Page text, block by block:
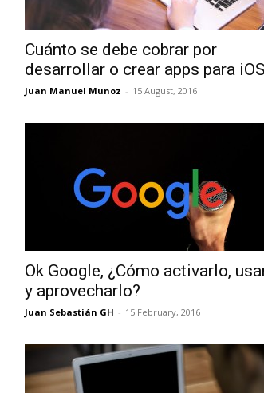
Cuánto se debe cobrar por
desarrollar o crear apps para
Juan Manuel Munoz - 15 August, 2016
Ok Google, ¿Cómo activarlo,
y aprovecharlo?
Juan Sebastián GH - 15 February, 2016